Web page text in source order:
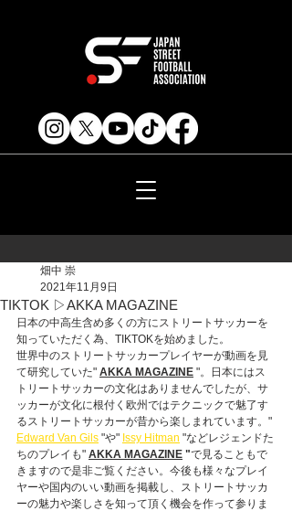
TIKTOK ▷AKKA MAGAZINE
畑中 崇
2021年11月9日
日本の中高生含め多くの方にストリートサッカーを
知っていただく為、TIKTOKを始めました。
世界中のストリートサッカープレイヤーが動画を見
て研究していた" AKKA MAGAZINE "。日本にはス
トリートサッカーの文化はありませんでしたが、サ
ッカーが文化に根付く欧州ではテクニックで魅了す
るストリートサッカーが昔から楽しまれています。"
Edward Van Gils "や" Issy Hitman "などレジェンドた
ちのプレイも" AKKA MAGAZINE "で見ることもで
きますので是非ご覧ください。今後も様々なプレイ
ヤーや国内のいい動画を掲載し、ストリートサッカ
ーの魅力や楽しさを知って頂く機会を作って参りま